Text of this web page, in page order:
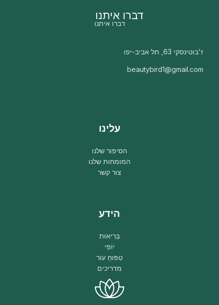
דברו איתנו
דברו איתנו
ז'בוטינסקי 63, תל אביב-יפו
beautybird1@gmail.com
עלינו
הסיפור שלנו
המומחות שלנו
צור קשר
הידע
בְּרִיאוּת
יוֹפִי
טִפּוּחַ עוֹר
מדריכים